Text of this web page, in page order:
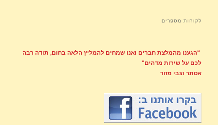
לקוחות מספרים
“הגענו מהמלצת חברים ואנו שמחים להמליץ הלאה בחום, תודה רבה
לכם על שירות מדהים"
אסתר וצבי מזור
מקצועיות רבה והתאים לנו טיול בדיוק לפי העדפותינו- לא ארוך מידי
ולא קצר מדי ועם שפע של אטרקציות - פשוט 4 שעות של כיף אדיר..."
יורם ואירית